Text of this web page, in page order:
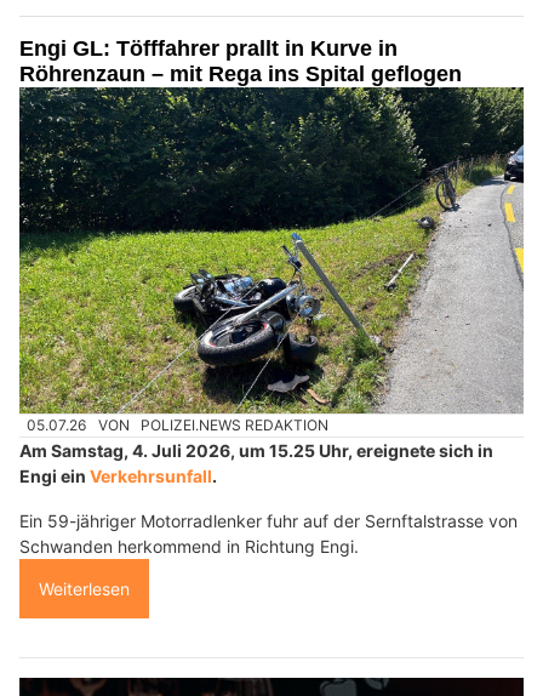
Engi GL: Töfffahrer prallt in Kurve in
Röhrenzaun – mit Rega ins Spital geflogen
05.07.26 VON POLIZEI.NEWS REDAKTION
Am Samstag, 4. Juli 2026, um 15.25 Uhr, ereignete sich in
Engi ein Verkehrsunfall.
Ein 59-jähriger Motorradlenker fuhr auf der Sernftalstrasse von
Schwanden herkommend in Richtung Engi.
Weiterlesen